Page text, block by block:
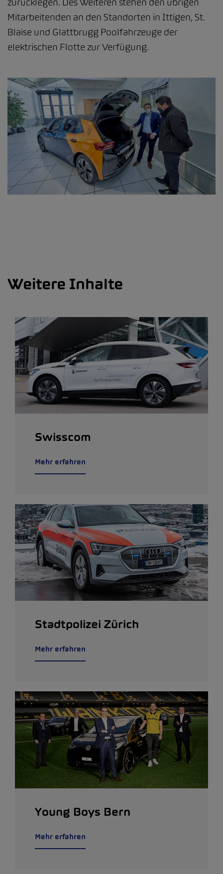
Mitarbeitenden an den Standorten in Ittigen, St.
Blaise und Glattbrugg Poolfahrzeuge der
elektrischen Flotte zur Verfügung.
Weitere Inhalte
Swisscom
Mehr erfahren
Stadtpolizei Zürich
Mehr erfahren
Young Boys Bern
Mehr erfahren